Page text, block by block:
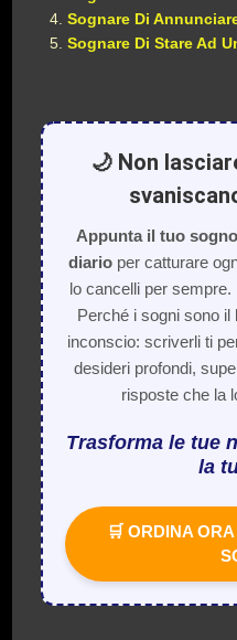
Sognare Di
Sognare Di Stare Ad
🌙 Non
Appunta il tuo
diarioper catturare
lo cancelli per
Perché i sogni sono il
inconscio: scriverli ti
desideri profondi,
risposte che la
Trasforma le tue
la
🛒 ORDINA